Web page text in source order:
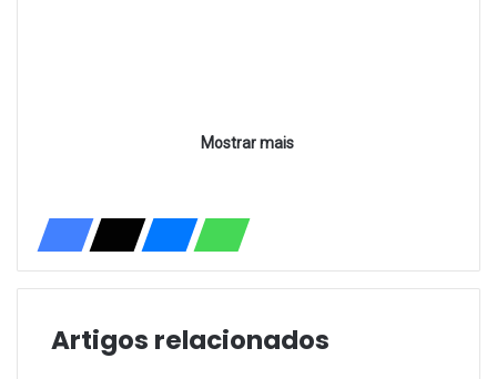
Mostrar mais
Artigos relacionados